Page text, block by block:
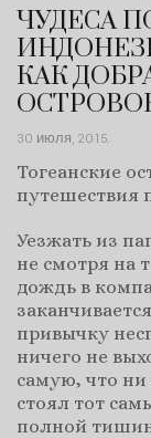
ЧУДЕСА
КАК
30 июля, 2015.
Тогеанские
путешествия
Уезжать из
не смотря на
дождь в
привычку
ничего не
самую, что ни
стоял тот
полной